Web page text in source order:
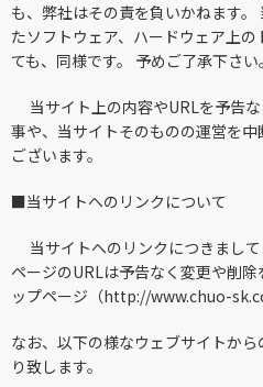
も、弊社はその責を負いかねます
たソフトウェア、ハードウェア上
ても、同様です。 予めご了承下さい。
当サイト上の内容やURLを予告
事や、当サイトそのものの運営を
ございます。
■当サイトへのリンクについて
当サイトへのリンクにつきまし
ページのURLは予告なく変更や削
ップページ（http://www.chuo-
なお、以下の様なウェブサイトか
り致します。